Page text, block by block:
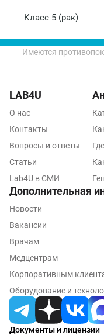
Класс 5 (рак)
Омск
Орел
Павловский
Пенза
Петрозаводск
Псков
Пятигорск
Раменское
Имеются
Документы и лицензии
LAB4U
О нас
Контакты
Вопросы и ответы
Статьи
Lab4U в СМИ
Дополнительная
Новости
Вакансии
Врачам
Медцентрам
Корпоративным
Оборудование и